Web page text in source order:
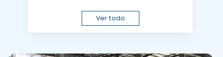
Ver todo